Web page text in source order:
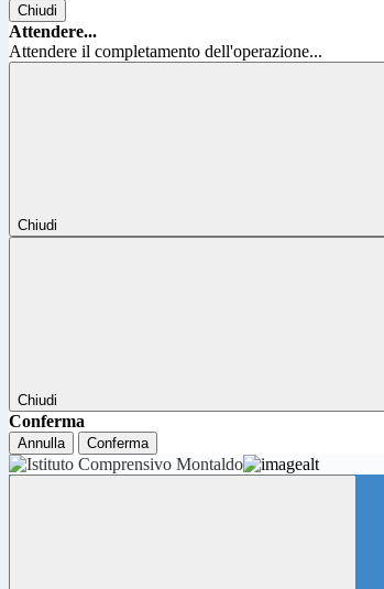
Chiudi
Attendere...
Attendere il completamento dell'operazione...
Chiudi
Chiudi
Conferma
Annulla Conferma